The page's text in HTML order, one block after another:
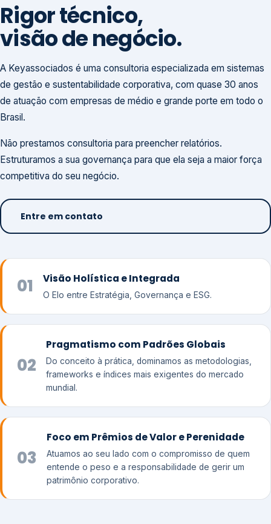
Rigor técnico,
visão de negócio.
A Keyassociados é uma consultoria especializada em sistemas
de gestão e sustentabilidade corporativa, com quase 30 anos
de atuação com empresas de médio e grande porte em todo o
Brasil.
Não prestamos consultoria para preencher relatórios.
Estruturamos a sua governança para que ela seja a maior força
competitiva do seu negócio.
Entre em contato
01 Visão Holística e Integrada
O Elo entre Estratégia, Governança e ESG.
02
Pragmatismo com Padrões Globais
Do conceito à prática, dominamos as metodologias,
frameworks e índices mais exigentes do mercado
mundial.
03
Foco em Prêmios de Valor e Perenidade
Atuamos ao seu lado com o compromisso de quem
entende o peso e a responsabilidade de gerir um
patrimônio corporativo.